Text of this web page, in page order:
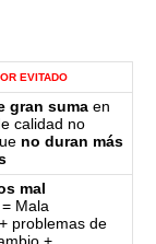
EVITADO
gran suma en
calidad no
no duran más
mal
= Mala
problemas de